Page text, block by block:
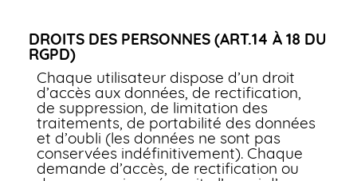
DROITS DES PERSONNES (ART.14 À 18 DU
RGPD)
Chaque utilisateur dispose d’un droit
d’accès aux données, de rectification,
de suppression, de limitation des
traitements, de portabilité des données
et d’oubli (les données ne sont pas
conservées indéfinitivement). Chaque
demande d’accès, de rectification ou